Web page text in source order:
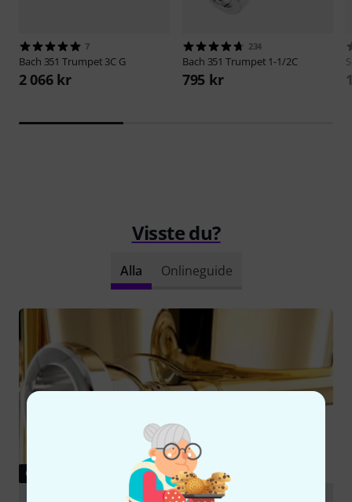
7
Bach 351 Trumpet 3C G
2 066 kr
234
Bach 351 Trumpet 1-1/2C
795 kr
Visste du?
Alla Onlineguide
GUIDE